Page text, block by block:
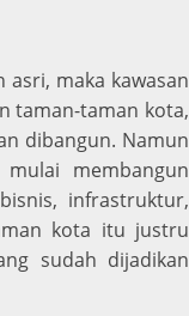
maka kawasan
taman-taman kota,
dibangun. Namun
membangun
infrastruktur,
kota itu justru
sudah dijadikan